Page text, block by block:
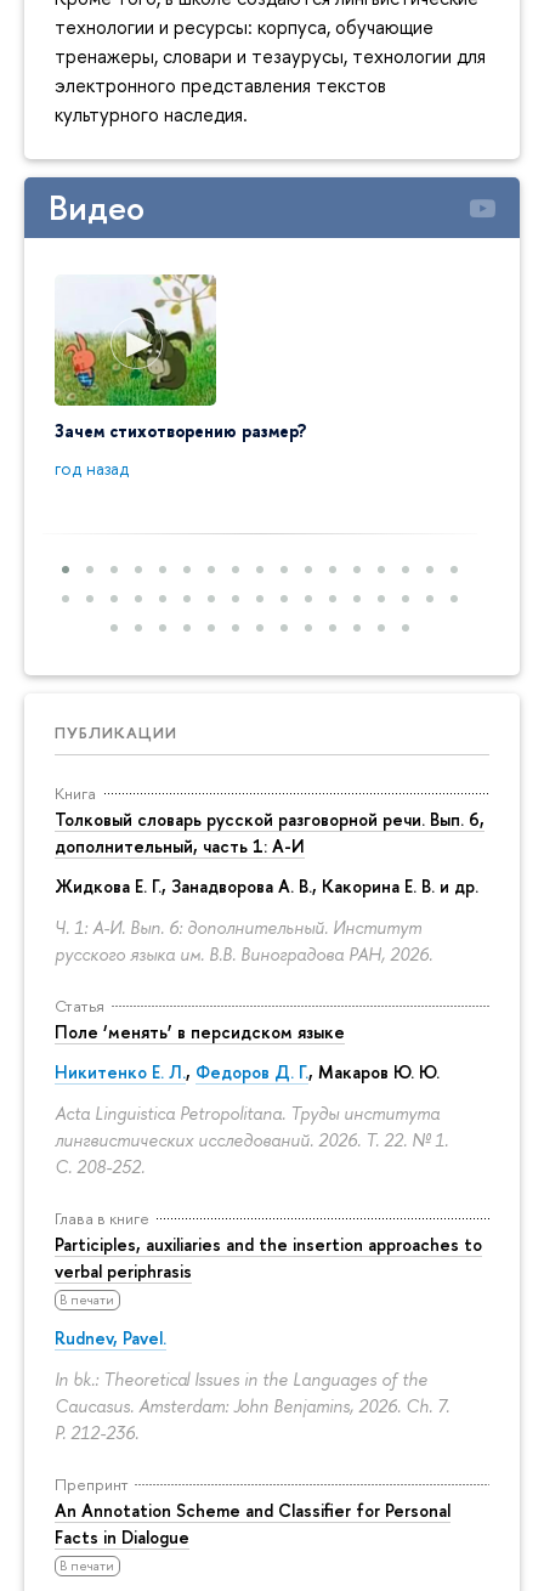
технологии и ресурсы: корпуса, обучающие
тренажеры, словари и тезаурусы, технологии для
электронного представления текстов
культурного наследия.
Видео
Зачем стихотворению размер?
год назад
ПУБЛИКАЦИИ
Книга
Толковый словарь русской разговорной речи. Вып. 6,
дополнительный, часть 1: А-И
Жидкова Е. Г., Занадворова А. В., Какорина Е. В. и др.
Ч. 1: А-И. Вып. 6: дополнительный. Институт
русского языка им. В.В. Виноградова РАН, 2026.
Статья
Поле ‘менять’ в персидском языке
Никитенко Е. Л., Федоров Д. Г., Макаров Ю. Ю.
Acta Linguistica Petropolitana. Труды института
лингвистических исследований. 2026. Т. 22. № 1.
С. 208-252.
Глава в книге
Participles, auxiliaries and the insertion approaches to
verbal periphrasis
В печати
Rudnev, Pavel.
In bk.: Theoretical Issues in the Languages of the
Caucasus. Amsterdam: John Benjamins, 2026. Ch. 7.
P. 212-236.
Препринт
An Annotation Scheme and Classifier for Personal
Facts in Dialogue
В печати